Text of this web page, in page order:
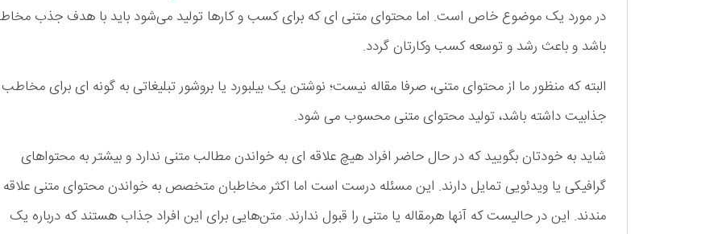
در مورد یک موضوع خاص است. اما محتوای متنی‌ ­ای که برای کسب و کارها تولید می­‌شود باید با هدف جذب
باشد و باعث رشد و توسعه کسب­ وکارتان گردد.
البته که منظور ما از محتوای متنی، صرفا مقاله نیست؛ نوشتن یک بیلبورد یا بروشور تبلیغاتی به گونه ای برای مخاطب
جذابیت داشته باشد، تولید محتوای متنی محسوب می شود.
شاید به خودتان بگویید که در حال حاضر افراد هیچ علاقه ای به خواندن مطالب متنی ندارد و بیشتر به محتواهای
گرافیکی یا ویدئویی تمایل دارند. این مسئله درست است اما اکثر مخاطبان متخصص به خواندن محتوای متنی علاقه­‌
مندند. این در حالیست که آن­ها هرمقاله یا متنی را قبول ندارند. متن­‌هایی برای این افراد جذاب هستند که درباره یک